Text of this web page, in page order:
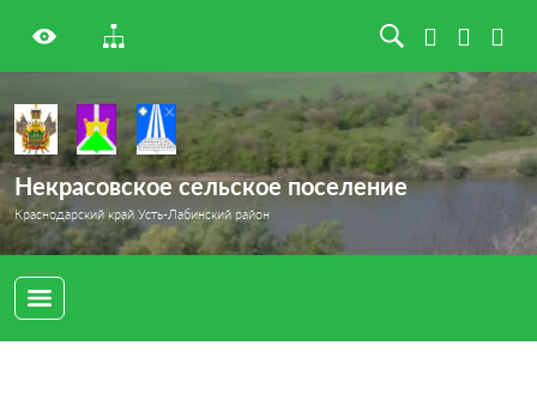
Некрасовское сельское поселение
Краснодарский край Усть-Лабинский район